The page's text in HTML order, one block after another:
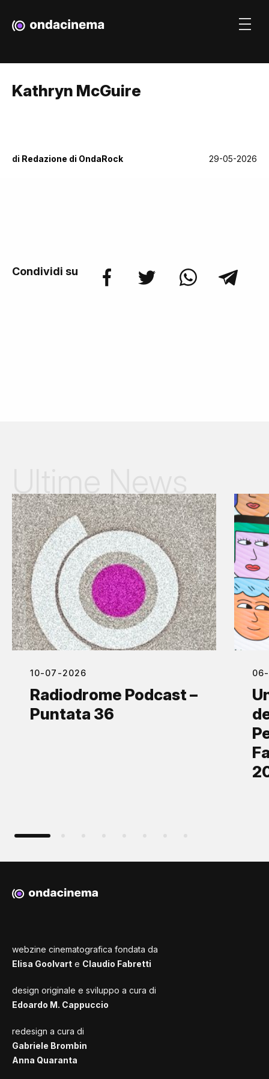
Kathryn McGuire
di Redazione di OndaRock 29-05-2026
Condividi su
10-07-2026
Radiodrome Podcast –
Puntata 36
webzine cinematografica fondata da
Elisa Goolvart e Claudio Fabretti
design originale e sviluppo a cura di
Edoardo M. Cappuccio
redesign a cura di
Gabriele Brombin
Anna Quaranta